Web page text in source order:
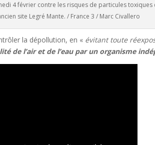
4 février contre les risques de particules toxiques
site Legré Mante. / France 3 / Marc Civallero
la dépollution, en « évitant toute
de l’air et de l’eau par un organisme